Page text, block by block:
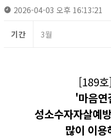
2026-04-03 오후 16:13:21
기간 3월
[189
'마음
성소수자자살예
많이 이